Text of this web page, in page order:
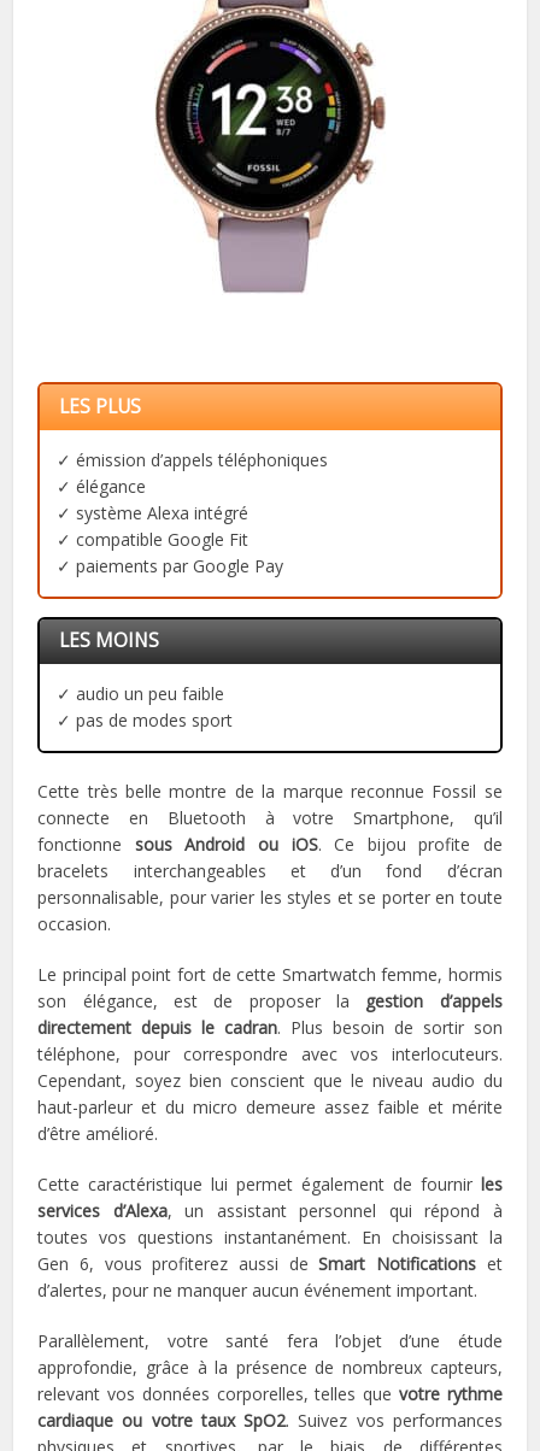
LES PLUS
✓ émission d’appels téléphoniques
✓ élégance
✓ système Alexa intégré
✓ compatible Google Fit
✓ paiements par Google Pay
LES MOINS
✓ audio un peu faible
✓ pas de modes sport
Cette très belle montre de la marque reconnue Fossil se
connecte en Bluetooth à votre Smartphone, qu’il
fonctionne sous Android ou iOS. Ce bijou profite de
bracelets interchangeables et d’un fond d’écran
personnalisable, pour varier les styles et se porter en toute
occasion.
Le principal point fort de cette Smartwatch femme, hormis
son élégance, est de proposer la gestion d’appels
directement depuis le cadran. Plus besoin de sortir son
téléphone, pour correspondre avec vos interlocuteurs.
Cependant, soyez bien conscient que le niveau audio du
haut-parleur et du micro demeure assez faible et mérite
d’être amélioré.
Cette caractéristique lui permet également de fournir les
services d’Alexa, un assistant personnel qui répond à
toutes vos questions instantanément. En choisissant la
Gen 6, vous profiterez aussi deSmart Notifications et
d’alertes, pour ne manquer aucun événement important.
Parallèlement, votre santé fera l’objet d’une étude
approfondie, grâce à la présence de nombreux capteurs,
relevant vos données corporelles, telles que votre rythme
cardiaque ou votre taux SpO2. Suivez vos performances